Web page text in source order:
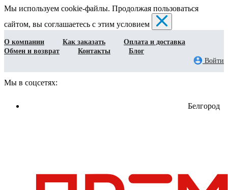
Мы используем cookie-файлы. Продолжая пользоваться
сайтом, вы соглашаетесь с этим условием
О компании Как заказать
Оплата и доставка
Обмен и возврат
Контакты
Блог
Войти
Мы в соцсетях:
Белгород